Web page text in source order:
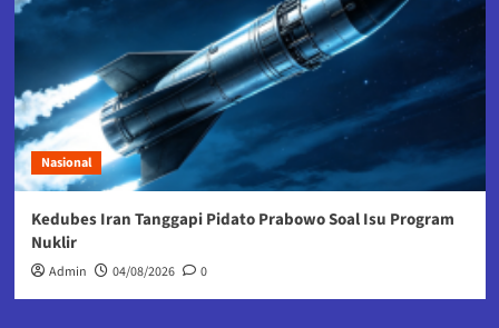
Nasional
Kedubes Iran Tanggapi Pidato Prabowo Soal Isu Program
Nuklir
Admin 04/08/2026 0